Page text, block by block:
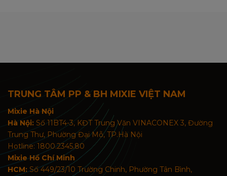
TRUNG TÂM PP & BH MIXIE VIỆT NAM
Mixie Hà Nội
Hà Nội: Số 11BT4-3, KĐT Trung Văn VINACONEX 3, Đường
Trung Thư, Phường Đại Mỗ, TP.Hà Nội
Hotline: 1800.2345.80
Mixie Hồ Chí Minh
HCM:Số 449/23/10 Trường Chinh, Phường Tân Bình,